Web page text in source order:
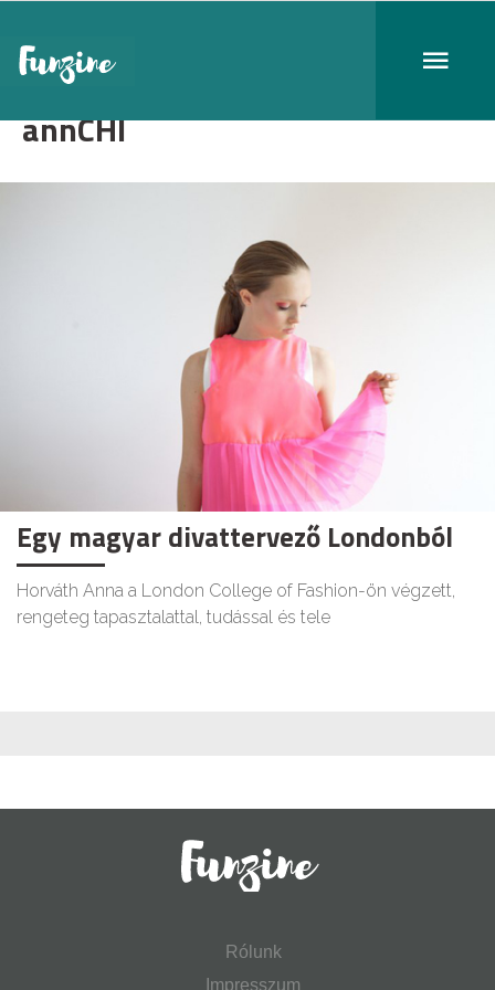
annCHI
Egy magyar divattervező Londonból
Horváth Anna a London College of Fashion-ön végzett,
rengeteg tapasztalattal, tudással és tele
Rólunk
Impresszum